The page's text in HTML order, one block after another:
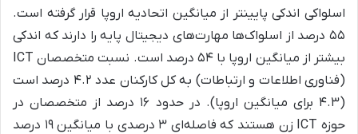
اسلواکی اندکی پایینتر از میانگین اتحادیه اروپا قرار گرفته است.
۵۵ درصد از اسلواک‌ها مهارت‌های دیجیتال پایه را دارند که اندکی
بیشتر از میانگین اروپا با ۵۴ درصد است. نسبت متخصصان ICT
(فناوری اطلاعات و ارتباطات) به کل کارکنان عدد ۴.۲ درصد است
(۴.۳ برای میانگین اروپا). در حدود ۱۶ درصد از متخصصان در
حوزه ICT زن هستند که فاصله‌ای ۳ درصدی با میانگین ۱۹ درصد